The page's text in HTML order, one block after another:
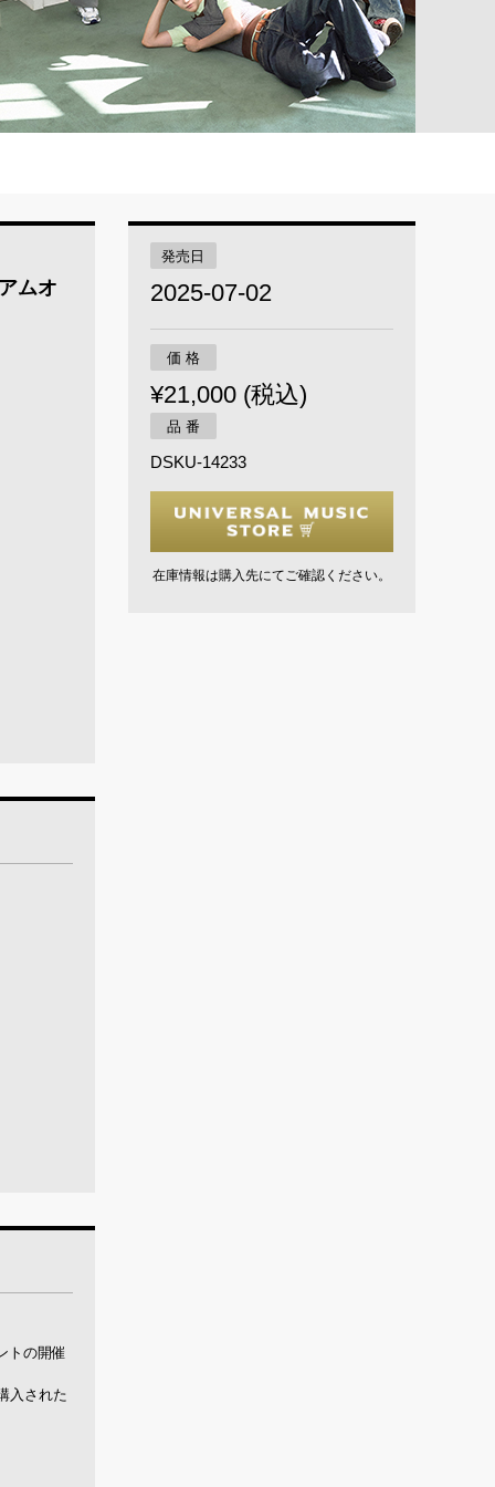
ムオ
トの開催
入された
発売日
2025-07-02
価 格
¥21,000 (税込)
品 番
DSKU-14233
在庫情報は購入先にてご確認ください。